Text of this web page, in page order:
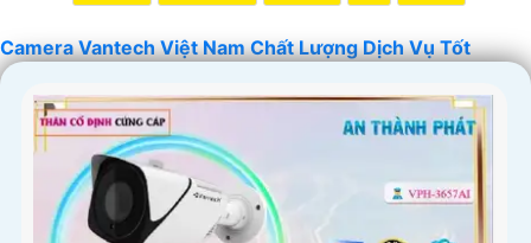
Camera Vantech Việt Nam Chất Lượng Dịch Vụ Tốt